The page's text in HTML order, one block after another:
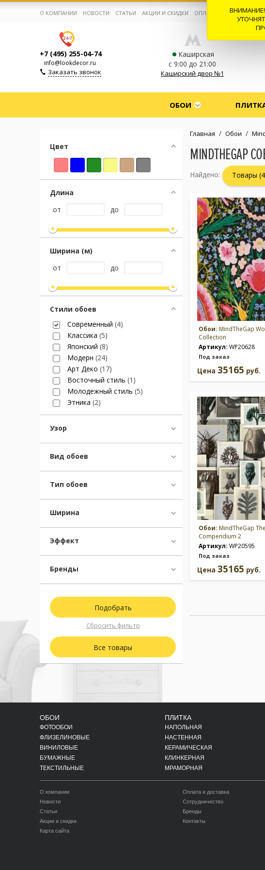
Корзина:0
Избранное:0 товаров
Каталог
Личный кабинет
Заказать обратный звонок
О КОМПАНИИ НОВОСТИ СТАТЬИ АКЦИИ И СКИДКИ ОПЛАТА И ДОСТАВКА
+7 (495) 255-04-74
info@lookdecor.ru
Заказать звонок
Каширская
с 9:00 до 21:00
Каширский двор №1
ОБОИ
Цвет
Длина
от
до
Ширина (м)
от
до
Стили обоев
Современный (4)
Классика (5)
Японский (8)
Модерн (24)
Арт Деко (17)
Восточный стиль (1)
Молодежный стиль (5)
Этника (2)
Узор
Вид обоев
Тип обоев
Ширина
Эффект
Бренды
Сбросить фильтр
Все товары
Главная / Обои /
MINDTHEGAP
Найдено: Товары
Обои: MindTheGap
Collection
Артикул: WP20628
Под заказ
Цена 35165 руб.
Обои: MindTheGap
Compendium 2
Артикул: WP20595
Под заказ
Цена 35165 руб.
ОБОИ
ФОТООБОИ
ФЛИЗЕЛИНОВЫЕ
ВИНИЛОВЫЕ
БУМАЖНЫЕ
ТЕКСТИЛЬНЫЕ
ПЛИТКА
НАПОЛЬНАЯ
НАСТЕННАЯ
КЕРАМИЧЕСКАЯ
КЛИНКЕРНАЯ
МРАМОРНАЯ
О компании
Новости
Статьи
Акции и скидки
Карта сайта
Оплата и доставка
Сотрудничество
Бренды
Контакты